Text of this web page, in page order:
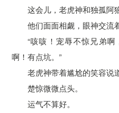
这会儿，老虎神和独孤阿
他们面面相觑，眼神交流着
“咳咳！宠辱不惊兄弟
啊！有点坑。”
老虎神带着尴尬的笑容说道
楚惊微微点头。
运气不算好。